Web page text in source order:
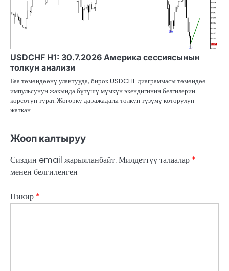
USDCHF H1: 30.7.2026 Америка сессиясынын
толкун анализи
Баа төмөндөөнү улантууда, бирок USDCHF диаграммасы төмөндөө
импульсунун жакында бүтүшү мүмкүн экендигинин белгилерин
көрсөтүп турат.Жогорку даражадагы толкун түзүмү көтөрүлүп
жаткан…
Жооп калтыруу
Сиздин email жарыяланбайт.Милдеттүү талаалар *
менен белгиленген
Пикир *